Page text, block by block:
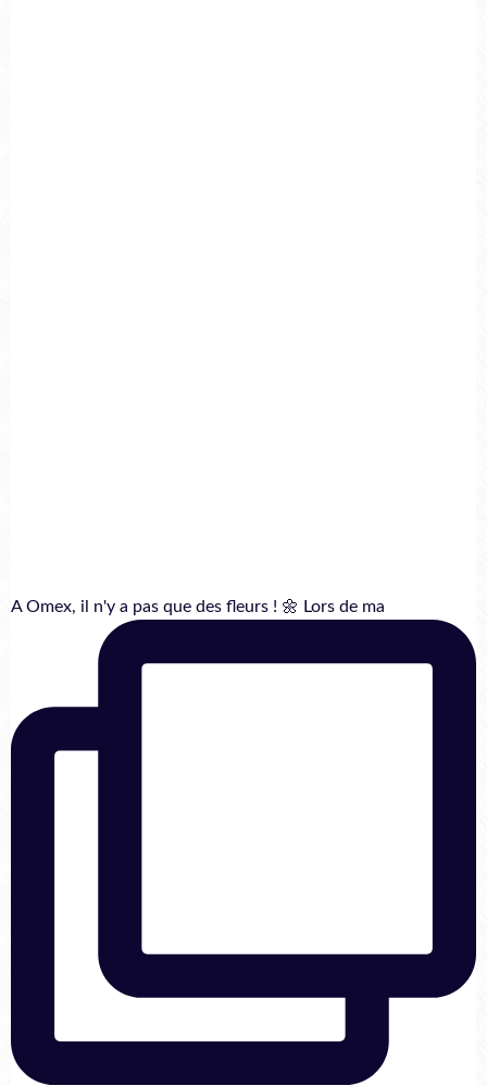
A Omex, il n'y a pas que des fleurs ! 🌼 Lors de ma